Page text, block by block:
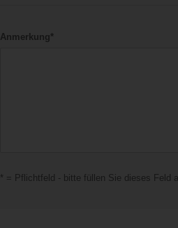
Anmerkung*
* = Pflichtfeld - bitte füllen Sie dieses Feld